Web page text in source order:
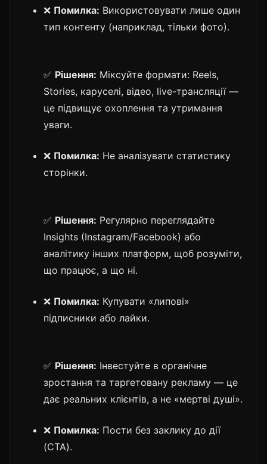
❌ Помилка: Використовувати лише один
тип контенту (наприклад, тільки фото).
✅ Рішення: Міксуйте формати: Reels,
Stories, каруселі, відео, live-трансляції —
це підвищує охоплення та утримання
уваги.
❌ Помилка: Не аналізувати статистику
сторінки.
✅ Рішення: Регулярно переглядайте
Insights (Instagram/Facebook) або
аналітику інших платформ, щоб розуміти,
що працює, а що ні.
❌ Помилка: Купувати «липові»
підписники або лайки.
✅ Рішення: Інвестуйте в органічне
зростання та таргетовану рекламу — це
дає реальних клієнтів, а не «мертві душі».
❌ Помилка: Пости без заклику до дії
(CTA).